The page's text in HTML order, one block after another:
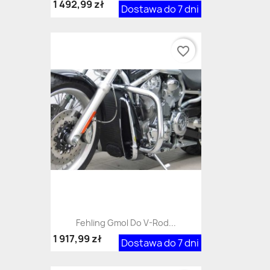
Dostawa do 7 dni
1 492,99 zł
Fehling Gmol Do V-Rod...
Dostawa do 7 dni
1 917,99 zł
favorite_border